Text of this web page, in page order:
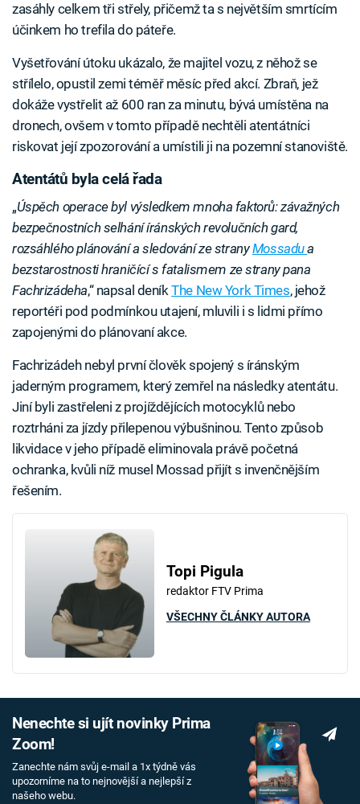
zasáhly celkem tři střely, přičemž ta s největším smrtícím
účinkem ho trefila do páteře.
Vyšetřování útoku ukázalo, že majitel vozu, z něhož se
střílelo, opustil zemi téměř měsíc před akcí. Zbraň, jež
dokáže vystřelit až 600 ran za minutu, bývá umístěna na
dronech, ovšem v tomto případě nechtěli atentátníci
riskovat její zpozorování a umístili ji na pozemní stanoviště.
Atentátů byla celá řada
„Úspěch operace byl výsledkem mnoha faktorů: závažných
bezpečnostních selhání íránských revolučních gard,
rozsáhlého plánování a sledování ze stranyMossadua
bezstarostnosti hraničící s fatalismem ze strany pana
Fachrizádeha,“ napsal deníkThe New York Times, jehož
reportéři pod podmínkou utajení, mluvili i s lidmi přímo
zapojenými do plánovaní akce.
Fachrizádeh nebyl první člověk spojený s íránským
jaderným programem, který zemřel na následky atentátu.
Jiní byli zastřeleni z projíždějících motocyklů nebo
roztrháni za jízdy přilepenou výbušninou. Tento způsob
likvidace v jeho případě eliminovala právě početná
ochranka, kvůli níž musel Mossad přijít s invenčnějším
řešením.
Topi Pigula
redaktor FTV Prima
VŠECHNY ČLÁNKY AUTORA
Nenechte si ujít novinky Prima
Zoom!
Zanechte nám svůj e-mail a 1x týdně vás
upozorníme na to nejnovější a nejlepší z
našeho webu.